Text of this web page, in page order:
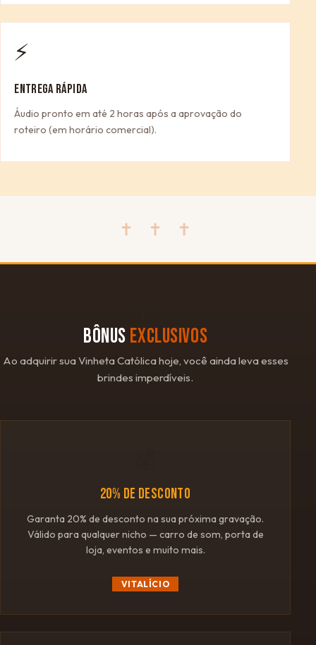
⚡
ENTREGA RÁPIDA
Áudio pronto em até 2 horas após a aprovação do
roteiro (em horário comercial).
✝ ✝ ✝
BÔNUS EXCLUSIVOS
Ao adquirir sua Vinheta Católica hoje, você ainda leva esses
brindes imperdíveis.
20% DE DESCONTO
Garanta 20% de desconto na sua próxima gravação.
Válido para qualquer nicho — carro de som, porta de
loja, eventos e muito mais.
VITALÍCIO